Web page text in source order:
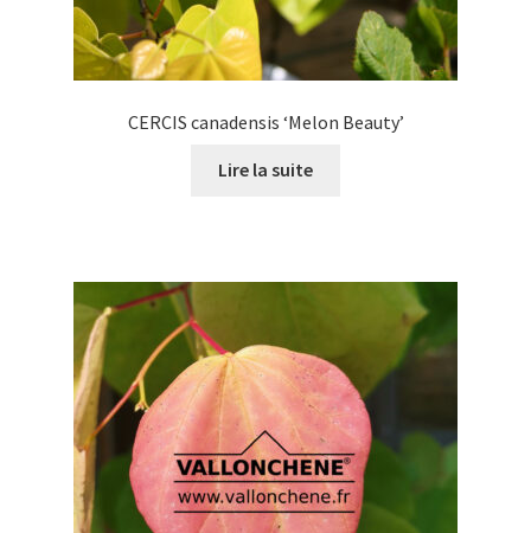
CERCIS canadensis ‘Melon Beauty’
Lire la suite